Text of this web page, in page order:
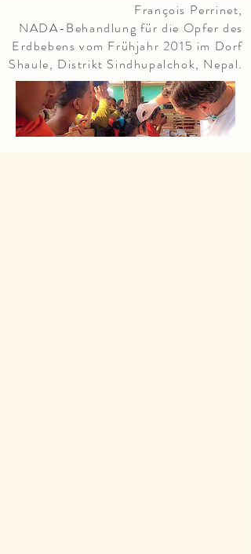
François Perrinet,
NADA-Behandlung für die Opfer des
Erdbebens vom Frühjahr 2015 im Dorf
Shaule, Distrikt Sindhupalchok, Nepal.